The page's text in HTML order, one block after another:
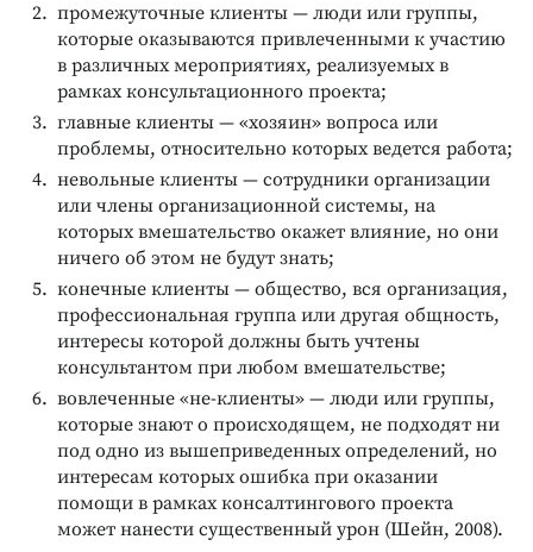
промежуточные клиенты — люди или группы,
которые оказываются привлеченными к участию
в различных мероприятиях, реализуемых в
рамках консультационного проекта;
главные клиенты — «хозяин» вопроса или
проблемы, относительно которых ведется работа;
невольные клиенты — сотрудники организации
или члены организационной системы, на
которых вмешательство окажет влияние, но они
ничего об этом не будут знать;
конечные клиенты — общество, вся организация,
профессиональная группа или другая общность,
интересы которой должны быть учтены
консультантом при любом вмешательстве;
вовлеченные «не-клиенты» — люди или группы,
которые знают о происходящем, не подходят ни
под одно из вышеприведенных определений, но
интересам которых ошибка при оказании
помощи в рамках консалтингового проекта
может нанести существенный урон (Шейн, 2008).